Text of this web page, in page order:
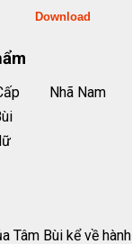
Download
Nhã Nam
Tâm Bùi kể về